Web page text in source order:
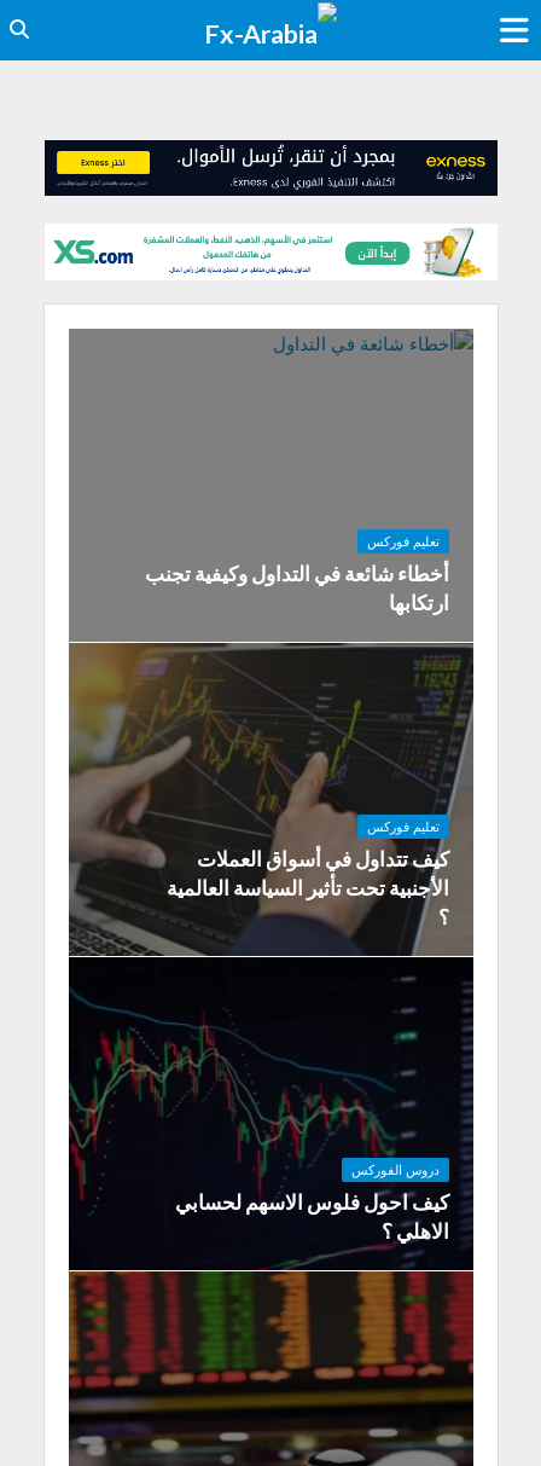
تعليم فوركس
أخطاء شائعة في التداول وكیفیة تجنب
ارتكابھا
تعليم فوركس
كيف تتداول في أسواق العملات
الأجنبية تحت تأثير السياسة العالمية
؟
دروس الفوركس
كيف احول فلوس الاسهم لحسابي
الاهلي ؟